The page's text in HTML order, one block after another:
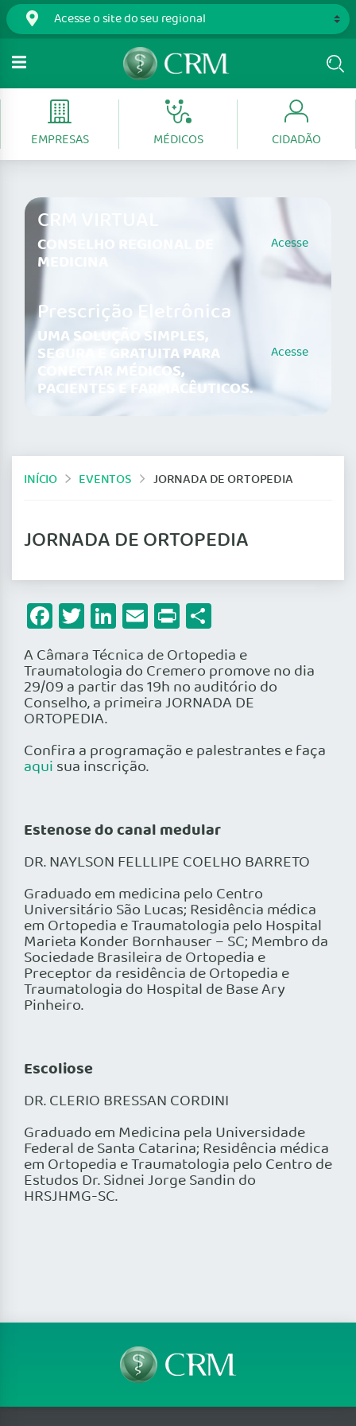
EMPRESAS MÉDICOS CIDADÃO
CRM VIRTUAL
CONSELHO REGIONAL DE
MEDICINA
Acesse
Prescrição Eletrônica
UMA SOLUÇÃO SIMPLES,
SEGURA E GRATUITA PARA
CONECTAR MÉDICOS,
PACIENTES E FARMACÊUTICOS.
Acesse
INÍCIO EVENTOS JORNADA DE ORTOPEDIA
JORNADA DE ORTOPEDIA
Facebook
Twitter
LinkedIn
Email
Print
A Câmara Técnica de Ortopedia e
Traumatologia do Cremero promove no dia
29/09 a partir das 19h no auditório do
Conselho, a primeira JORNADA DE
ORTOPEDIA.
Confira a programação e palestrantes e faça
aqui sua inscrição.
Estenose do canal medular
DR. NAYLSON FELLLIPE COELHO BARRETO
Graduado em medicina pelo Centro
Universitário São Lucas; Residência médica
em Ortopedia e Traumatologia pelo Hospital
Marieta Konder Bornhauser – SC; Membro da
Sociedade Brasileira de Ortopedia e
Preceptor da residência de Ortopedia e
Traumatologia do Hospital de Base Ary
Pinheiro.
Escoliose
DR. CLERIO BRESSAN CORDINI
Graduado em Medicina pela Universidade
Federal de Santa Catarina; Residência médica
em Ortopedia e Traumatologia pelo Centro de
Estudos Dr. Sidnei Jorge Sandin do
HRSJHMG-SC.